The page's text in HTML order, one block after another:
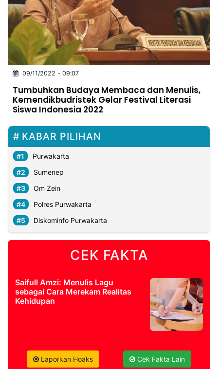
INDONESIA
Partner
Insight
NTB
Suara
Time
Lens
IDN
Daily
Jogja
Jalan
Rakyat
Idealita
News
Kita
Notice
Dinamikapost.com
Radar
Baru
Seedbacklink
Follow
Kabarbaru
©
Kabarbaru
Media
Holding
09/11/2022 - 09:07
Tumbuhkan Budaya Membaca dan Menulis,
Kemendikbudristek Gelar Festival Literasi
Siswa Indonesia 2022
KABAR PILIHAN
Purwakarta
Sumenep
Om Zein
Polres Purwakarta
Diskominfo Purwakarta
CEK FAKTA
Saifull Amzi: Menulis Lagu
sebagai Cara Merekam Realitas
Kehidupan
Laporkan Hoaks Cek Fakta Lain